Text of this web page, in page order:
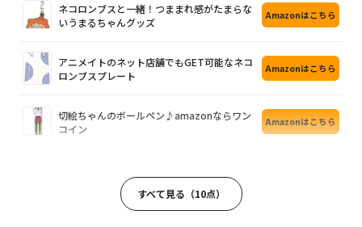
ネコロンブスと一緒！つままれ感がたまらな
いうまるちゃんグッズ
Amazonはこちら
アニメイトのネット店舗でもGET可能なネコ
ロンブスプレート
Amazonはこちら
切絵ちゃんのボールペン♪amazonならワン
コイン
Amazonはこちら
すべて見る（10点）